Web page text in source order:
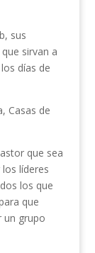
sus
sirvan a
días de
Casas de
que sea
líderes
los que
que
un grupo